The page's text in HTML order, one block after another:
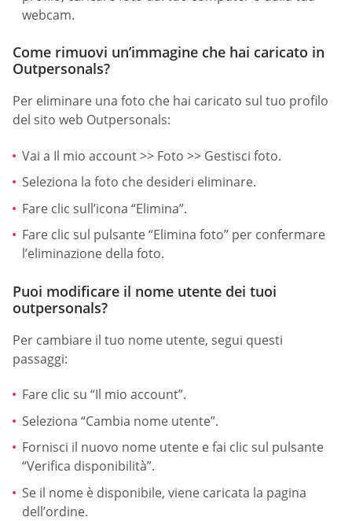
webcam.
Come rimuovi un’immagine che hai caricato in
Outpersonals?
Per eliminare una foto che hai caricato sul tuo profilo
del sito web Outpersonals:
Vai a Il mio account >> Foto >> Gestisci foto.
Seleziona la foto che desideri eliminare.
Fare clic sull’icona “Elimina”.
Fare clic sul pulsante “Elimina foto” per confermare
l’eliminazione della foto.
Puoi modificare il nome utente dei tuoi
outpersonals?
Per cambiare il tuo nome utente, segui questi
passaggi:
Fare clic su “Il mio account”.
Seleziona “Cambia nome utente”.
Fornisci il nuovo nome utente e fai clic sul pulsante
“Verifica disponibilità”.
Se il nome è disponibile, viene caricata la pagina
dell’ordine.